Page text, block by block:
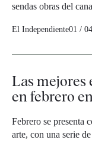
sendas obras del
El Independiente01 /
Las mejores
en febrero
Febrero se presenta
arte, con una serie